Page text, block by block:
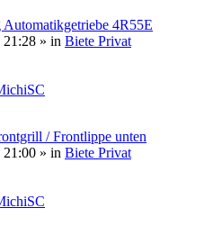
4R55E
21:28 » in Biete Privat
/ Frontlippe unten
21:00 » in Biete Privat